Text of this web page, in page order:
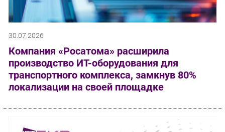
30.07.2026
Компания «Росатома» расширила
производство ИТ-оборудования для
транспортного комплекса, замкнув 80%
локализации на своей площадке